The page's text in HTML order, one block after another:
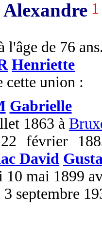
1
l'âge de 76
Henriette
cette union :
Gabrielle
1863 à
février
David
10 mai 1899
3 septembre